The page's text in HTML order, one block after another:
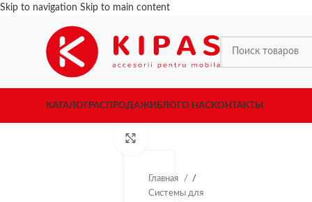
Skip to navigation Skip to main content
КАТАЛОГРАСПРОДАЖИ БЛОГО НАСКОНТАКТЫ
Главная
/
Системы для